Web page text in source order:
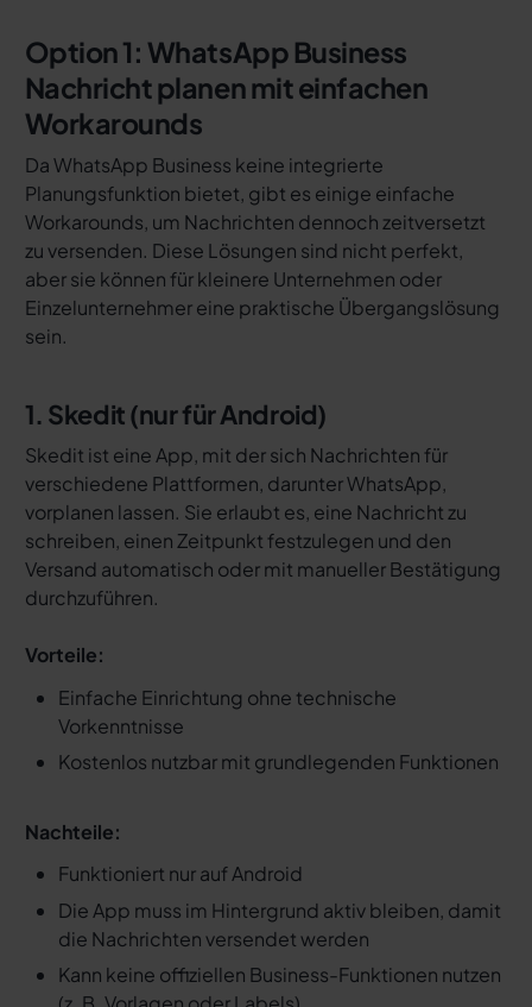
Option 1: WhatsApp Business
Nachricht planen mit einfachen
Workarounds
Da WhatsApp Business keine integrierte
Planungsfunktion bietet, gibt es einige einfache
Workarounds, um Nachrichten dennoch zeitversetzt
zu versenden. Diese Lösungen sind nicht perfekt,
aber sie können für kleinere Unternehmen oder
Einzelunternehmer eine praktische Übergangslösung
sein.
1. Skedit (nur für Android)
Skedit ist eine App, mit der sich Nachrichten für
verschiedene Plattformen, darunter WhatsApp,
vorplanen lassen. Sie erlaubt es, eine Nachricht zu
schreiben, einen Zeitpunkt festzulegen und den
Versand automatisch oder mit manueller Bestätigung
durchzuführen.
Vorteile:
Einfache Einrichtung ohne technische
Vorkenntnisse
Kostenlos nutzbar mit grundlegenden Funktionen
Nachteile:
Funktioniert nur auf Android
Die App muss im Hintergrund aktiv bleiben, damit
die Nachrichten versendet werden
Kann keine offiziellen Business-Funktionen nutzen